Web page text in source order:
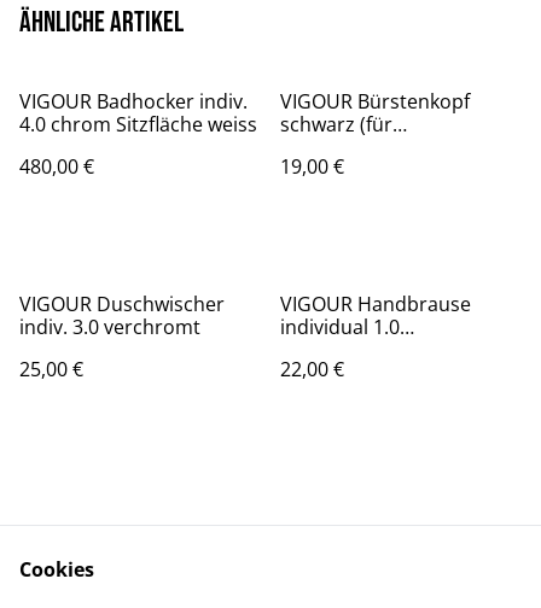
Ähnliche Artikel
VIGOUR Badhocker indiv.
4.0 chrom Sitzfläche weiss
480,00 €
VIGOUR Bürstenkopf
schwarz (für
derby style und clivia)
19,00 €
VIGOUR Duschwischer
indiv. 3.0 verchromt
25,00 €
VIGOUR Handbrause
individual 1.0
m. Antikalksystem
22,00 €
Cookies